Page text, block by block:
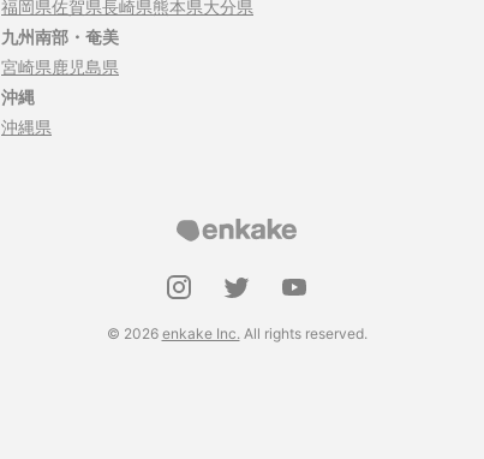
福岡県佐賀県長崎県熊本県大分県
九州南部・奄美
宮崎県鹿児島県
沖縄
沖縄県
© 2026 enkake Inc.All rights reserved.